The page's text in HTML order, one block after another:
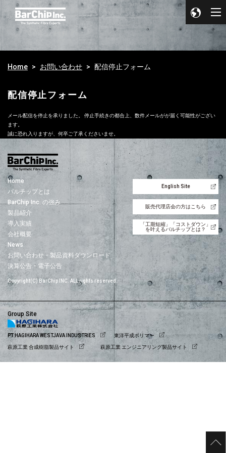
Home お問い合わせ 配信停止フォーム
配信停止フォーム
メール配信を停止を承りました。 停止手続きの都合上、数件メールがが届く可能性がござい
ます。
誠に恐れ入りますが、何卒ご了承くださいませ。
Home
バルチップとは
BarChip Inc. の強み
製品紹介
導入実績
会社概要
News
お問い合わせ・製品資料ダウンロード
決算公告・電子公告
Copyright(C) BarChip INC. ALL rights reserved.
English Site
販売代理店会の方はこちら
「工期短縮」「コストダウン」
を叶えるバルチップとは？
Group Site
PT.HAGIHARA WESTJAVA INDUSTRIES 東洋平成ポリマー
萩原工業 合成樹脂製品サイト 萩原工業 エンジニアリング製品サイト